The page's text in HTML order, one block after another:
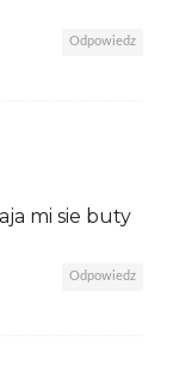
Odpowiedz
mi sie buty
Odpowiedz